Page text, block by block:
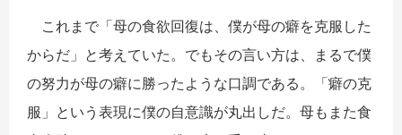
これまで「母の食欲回復は、僕が母の癖を克服した
からだ」と考えていた。でもその言い方は、まるで僕
の努力が母の癖に勝ったような口調である。「癖の克
服」という表現に僕の自意識が丸出しだ。母もまた食